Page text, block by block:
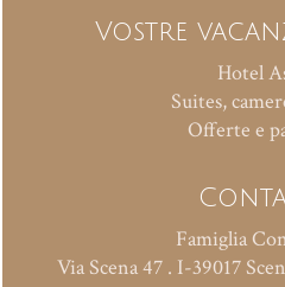
Vostre
Hotel
Suites,
Offerte e
Famiglia
Via Scena 47. I-39017